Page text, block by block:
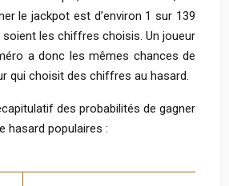
le jackpot est d’environ 1 sur 139
soient les chiffres choisis. Un joueur
a donc les mêmes chances de
qui choisit des chiffres au hasard.
des probabilités de gagner
hasard populaires :